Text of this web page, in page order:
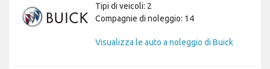
Tipi di veicoli: 2
Compagnie di noleggio: 14
Visualizza le auto a noleggio di Buick